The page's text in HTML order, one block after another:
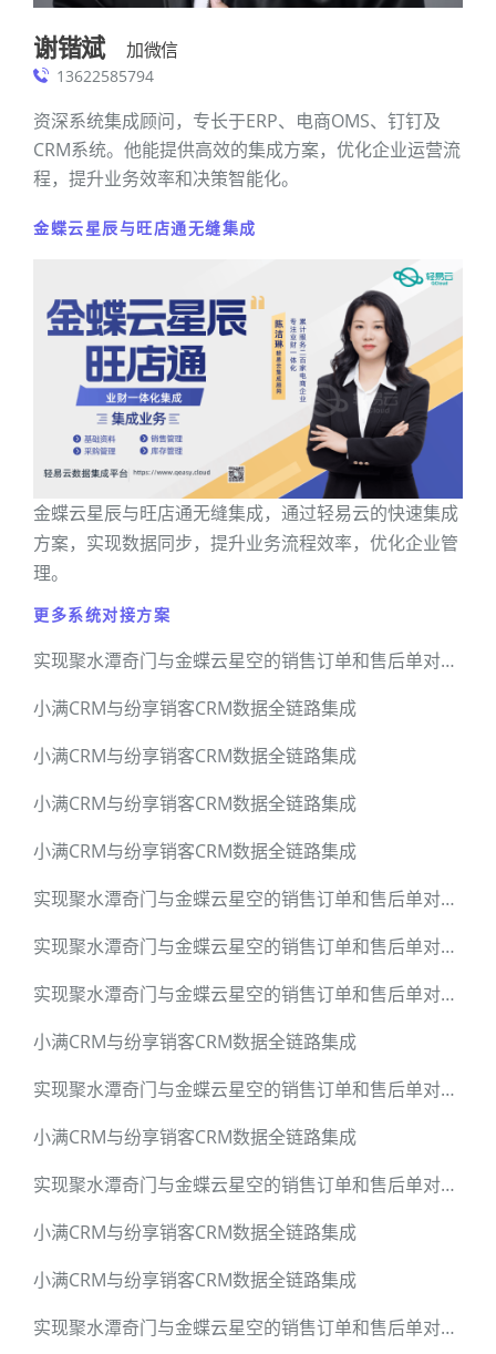
谢锴斌 加微信
13622585794
资深系统集成顾问，专长于ERP、电商OMS、钉钉及
CRM系统。他能提供高效的集成方案，优化企业运营流
程，提升业务效率和决策智能化。
金蝶云星辰与旺店通无缝集成
金蝶云星辰与旺店通无缝集成，通过轻易云的快速集成
方案，实现数据同步，提升业务流程效率，优化企业管
理。
更多系统对接方案
实现聚水潭奇门与金蝶云星空的销售订单和售后单对接实战
小满CRM与纷享销客CRM数据全链路集成
小满CRM与纷享销客CRM数据全链路集成
小满CRM与纷享销客CRM数据全链路集成
小满CRM与纷享销客CRM数据全链路集成
实现聚水潭奇门与金蝶云星空的销售订单和售后单对接实战
实现聚水潭奇门与金蝶云星空的销售订单和售后单对接实战
实现聚水潭奇门与金蝶云星空的销售订单和售后单对接实战
小满CRM与纷享销客CRM数据全链路集成
实现聚水潭奇门与金蝶云星空的销售订单和售后单对接实战
小满CRM与纷享销客CRM数据全链路集成
实现聚水潭奇门与金蝶云星空的销售订单和售后单对接实战
小满CRM与纷享销客CRM数据全链路集成
小满CRM与纷享销客CRM数据全链路集成
实现聚水潭奇门与金蝶云星空的销售订单和售后单对接实战